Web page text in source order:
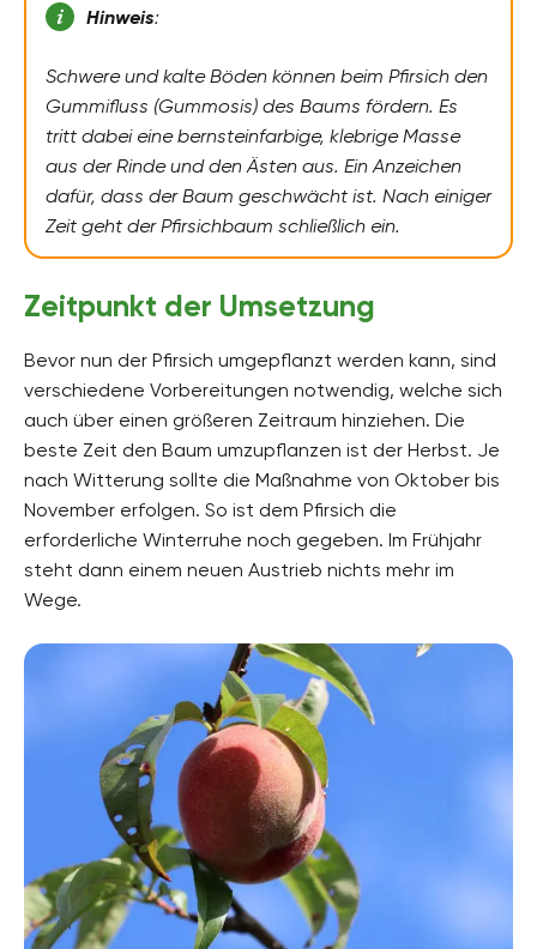
Hinweis:
Schwere und kalte Böden können beim Pfirsich den
Gummifluss (Gummosis) des Baums fördern. Es
tritt dabei eine bernsteinfarbige, klebrige Masse
aus der Rinde und den Ästen aus. Ein Anzeichen
dafür, dass der Baum geschwächt ist. Nach einiger
Zeit geht der Pfirsichbaum schließlich ein.
Zeitpunkt der Umsetzung
Bevor nun der Pfirsich umgepflanzt werden kann, sind
verschiedene Vorbereitungen notwendig, welche sich
auch über einen größeren Zeitraum hinziehen. Die
beste Zeit den Baum umzupflanzen ist der Herbst. Je
nach Witterung sollte die Maßnahme von Oktober bis
November erfolgen. So ist dem Pfirsich die
erforderliche Winterruhe noch gegeben. Im Frühjahr
steht dann einem neuen Austrieb nichts mehr im
Wege.